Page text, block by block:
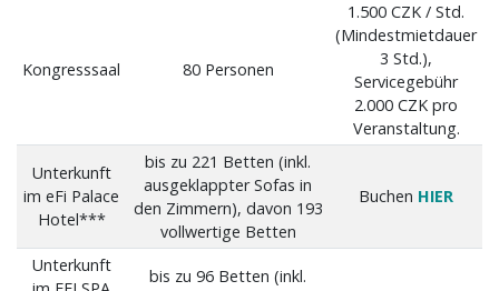
Kongresssaal 80 Personen
1.500 CZK / Std.
(Mindestmietdauer
3 Std.),
Servicegebühr
2.000 CZK pro
Veranstaltung.
Unterkunft
im eFi Palace
Hotel***
bis zu 221 Betten (inkl.
ausgeklappter Sofas in
den Zimmern), davon 193
vollwertige Betten
Buchen HIER
Unterkunft
bis zu 96 Betten (inkl.